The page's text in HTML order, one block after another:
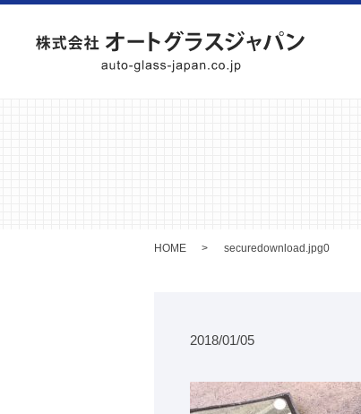
HOME securedownload.jpg0
2018/01/05